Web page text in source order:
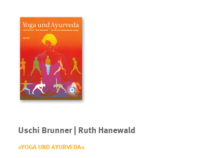
Uschi Brunner | Ruth Hanewald
»YOGA UND AYURVEDA«